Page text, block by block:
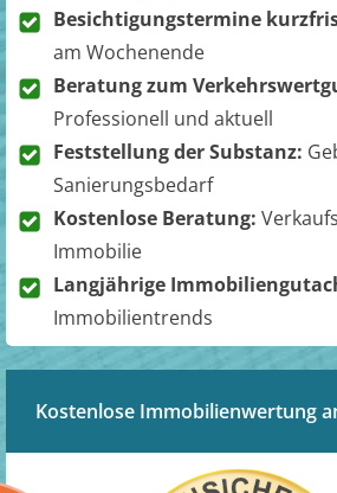
Besichtigungstermine
am Wochenende
Beratung zum
Professionell und aktuell
Feststellung der Substanz:
Sanierungsbedarf
Kostenlose Beratung:
Immobilie
Langjährige
Immobilientrends
Kostenlose Immobilienwertung